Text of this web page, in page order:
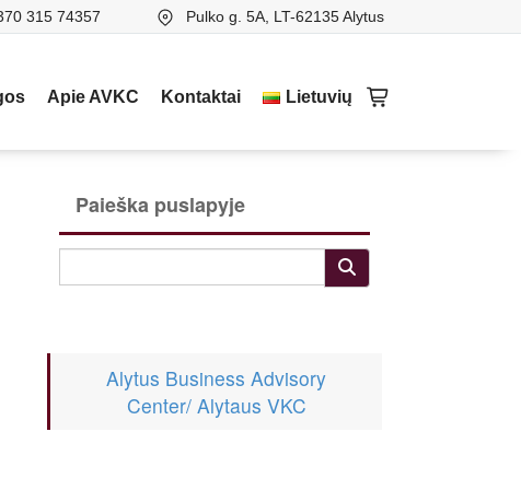
315 74357 Pulko g. 5A, LT-62135 Alytus
Apie AVKC Kontaktai Lietuvių
Paieška puslapyje
Alytus Business Advisory
Center/ Alytaus VKC